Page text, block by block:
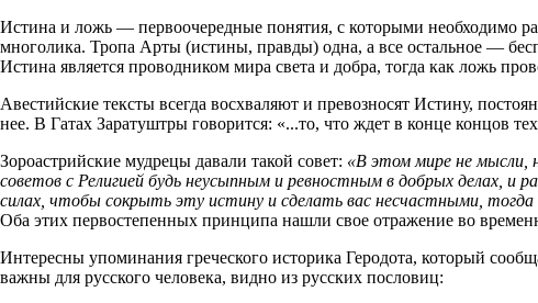
Истина и ложь — первоочередные понятия, с которыми необходимо
многолика. Тропа Арты (истины, правды) одна, а все остальное —
Истина является проводником мира света и добра, тогда как ложь
Авестийские тексты всегда восхваляют и превозносят Истину,
нее. В Гатах Заратуштры говорится: «...то, что ждет в конце концов
Зороастрийские мудрецы давали такой совет: «В этом мире не мысли,
советов с Религией будь неусыпным и ревностным в добрых делах, и
силах, чтобы сокрыть эту истину и сделать вас несчастными,
Оба этих первостепенных принципа нашли свое отражение во
Интересны упоминания греческого историка Геродота, который
важны для русского человека, видно из русских пословиц: